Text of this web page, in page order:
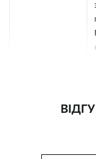
Додатково